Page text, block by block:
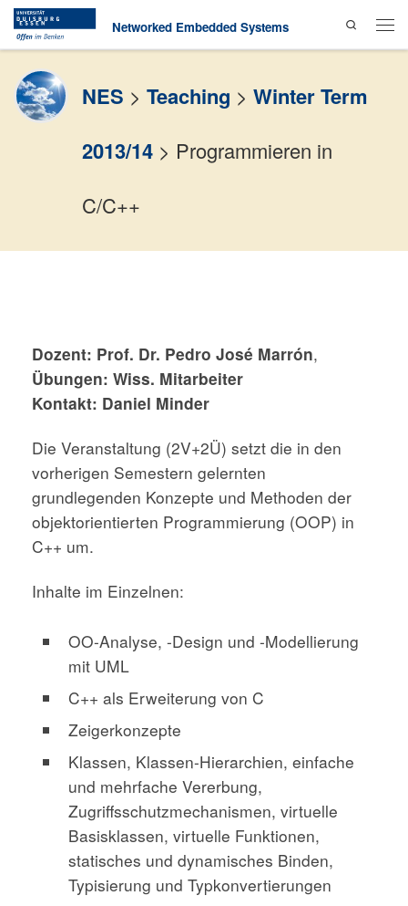
Skip to contentNetworked Embedded Systems
Search
Menu
NES > Teaching > Winter Term
2013/14 > Programmieren in
C/C++
Dozent: Prof. Dr. Pedro José Marrón,
Übungen: Wiss. Mitarbeiter
Kontakt: Daniel Minder
Die Veranstaltung (2V+2Ü) setzt die in den
vorherigen Semestern gelernten
grundlegenden Konzepte und Methoden der
objektorientierten Programmierung (OOP) in
C++ um.
Inhalte im Einzelnen:
OO-Analyse, -Design und -Modellierung
mit UML
C++ als Erweiterung von C
Zeigerkonzepte
Klassen, Klassen-Hierarchien, einfache
und mehrfache Vererbung,
Zugriffsschutzmechanismen, virtuelle
Basisklassen, virtuelle Funktionen,
statisches und dynamisches Binden,
Typisierung und Typkonvertierungen